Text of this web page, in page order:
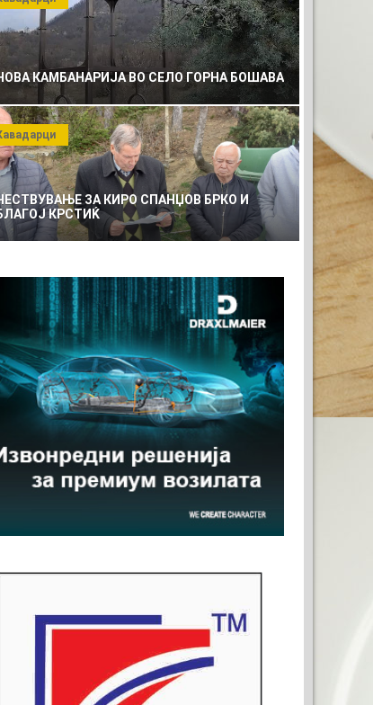
РЕКЛАМА
КАМБАНАРИЈА ВО СЕЛО ГОРНА БОШАВА
ЗА КИРО СПАНЏОВ БРКО И
КРСТИЌ